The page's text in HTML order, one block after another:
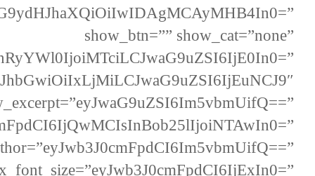
show_btn=”” show_cat=”none”